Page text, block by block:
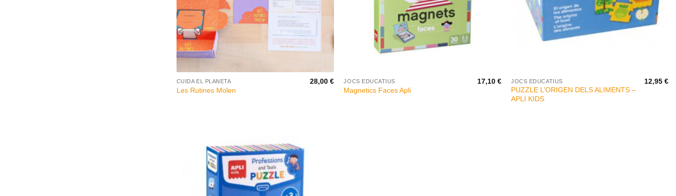
CUIDA EL PLANETA
Les Rutines Molen
28,00 € JOCS EDUCATIUS
Magnetics Faces Apli
17,10 € JOCS EDUCATIUS
PUZZLE L’ORIGEN DELS ALIMENTS –
APLI KIDS
12,95€